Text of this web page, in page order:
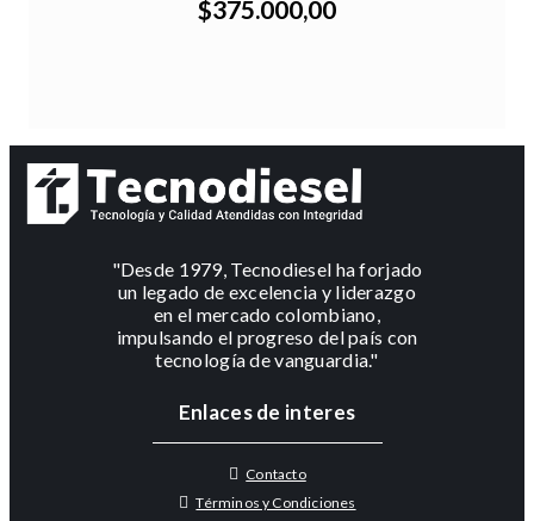
$375.000,00
"Desde 1979, Tecnodiesel ha forjado
un legado de excelencia y liderazgo
en el mercado colombiano,
impulsando el progreso del país con
tecnología de vanguardia."
Enlaces de interes
Contacto
Términos y Condiciones